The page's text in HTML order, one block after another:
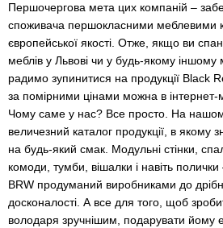
Першочергова мета цих компаній –
споживача першокласними меблевими
європейської якості. Отже, якщо ви
меблів у Львові чи у будь-якому іншому
радимо зупинитися на продукції Black
за помірними цінами можна в інтернет-
Чому саме у нас? Все просто. На
величезний каталог продукції, в якому
на будь-який смак. Модульні стінки,
комоди, тумби, вішалки і навіть
BRW продуманий виробниками до
досконалості. А все для того, щоб
володаря зручнішим, подарувати йому